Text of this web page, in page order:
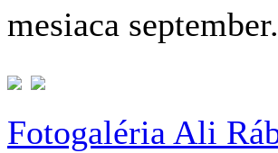
mesiaca
Fotogaléria Ali